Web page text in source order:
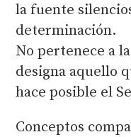
la fuente
determinación.
No pertenece a
designa aquello
hace posible el
Conceptos